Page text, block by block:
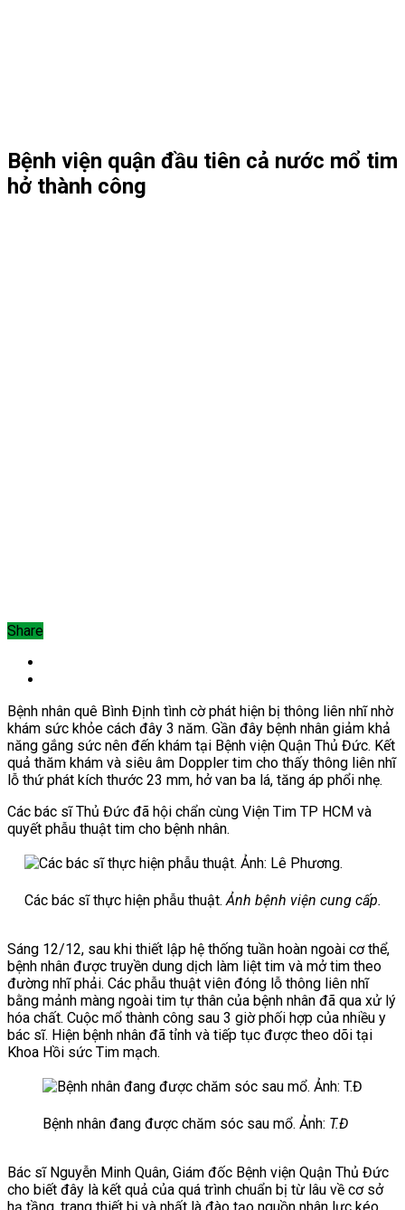
Bệnh viện quận đầu tiên cả nước mổ tim
hở thành công
Share
Bệnh nhân quê Bình Định tình cờ phát hiện bị thông liên nhĩ nhờ
khám sức khỏe cách đây 3 năm. Gần đây bệnh nhân giảm khả
năng gắng sức nên đến khám tại Bệnh viện Quận Thủ Đức. Kết
quả thăm khám và siêu âm Doppler tim cho thấy thông liên nhĩ
lỗ thứ phát kích thước 23 mm, hở van ba lá, tăng áp phổi nhẹ.
Các bác sĩ Thủ Đức đã hội chẩn cùng Viện Tim TP HCM và
quyết phẫu thuật tim cho bệnh nhân.
Các bác sĩ thực hiện phẫu thuật. Ảnh bệnh viện cung cấp.
Sáng 12/12, sau khi thiết lập hệ thống tuần hoàn ngoài cơ thể,
bệnh nhân được truyền dung dịch làm liệt tim và mở tim theo
đường nhĩ phải. Các phẫu thuật viên đóng lỗ thông liên nhĩ
bằng mảnh màng ngoài tim tự thân của bệnh nhân đã qua xử lý
hóa chất. Cuộc mổ thành công sau 3 giờ phối hợp của nhiều y
bác sĩ. Hiện bệnh nhân đã tỉnh và tiếp tục được theo dõi tại
Khoa Hồi sức Tim mạch.
Bệnh nhân đang được chăm sóc sau mổ. Ảnh: T.Đ
Bác sĩ Nguyễn Minh Quân, Giám đốc Bệnh viện Quận Thủ Đức
cho biết đây là kết quả của quá trình chuẩn bị từ lâu về cơ sở
hạ tầng, trang thiết bị và nhất là đào tạo nguồn nhân lực kéo